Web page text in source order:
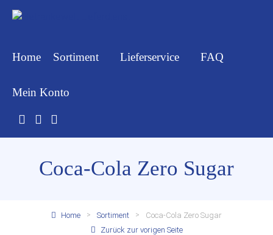
Home Sortiment Lieferservice FAQ
Mein Konto
Coca-Cola Zero Sugar
Home Sortiment
Coca-Cola Zero Sugar
Zurück zur vorigen Seite